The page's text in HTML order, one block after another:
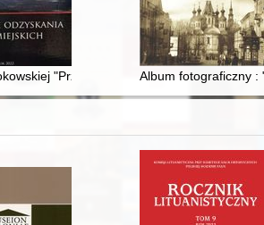
"Przystani" Album fotograficzny :